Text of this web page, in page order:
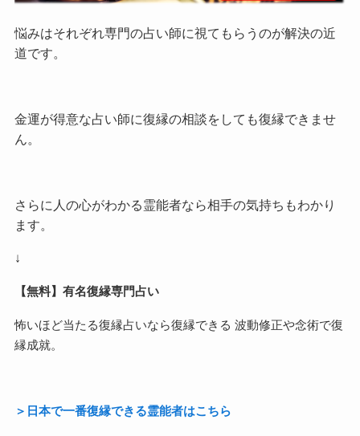
悩みはそれぞれ専門の占い師に視てもらうのが解決の近
道です。
金運が得意な占い師に復縁の相談をしても復縁できませ
ん。
さらに人の心がわかる霊能者なら相手の気持ちもわかり
ます。
↓
【無料】有名復縁専門占い
怖いほど当たる復縁占いなら復縁できる 波動修正や念術で復
縁成就。
＞日本で一番復縁できる霊能者はこちら